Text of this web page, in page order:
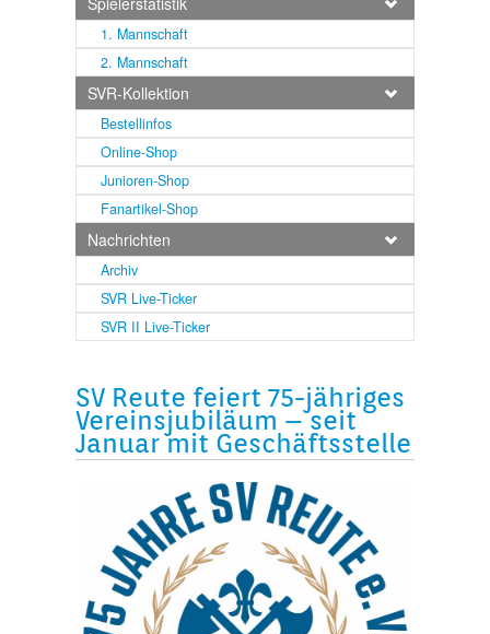
1. Mannschaft
2. Mannschaft
SVR-Kollektion
Bestellinfos
Online-Shop
Junioren-Shop
Fanartikel-Shop
Nachrichten
Archiv
SVR Live-Ticker
SVR II Live-Ticker
SV Reute feiert 75-jähriges
Vereinsjubiläum – seit
Januar mit Geschäftsstelle